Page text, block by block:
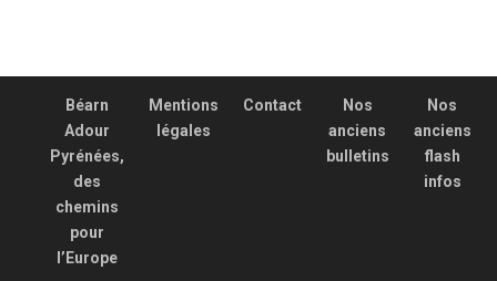
Béarn
Adour
Pyrénées,
des
chemins
pour
l’Europe
Mentions
légales
Contact
Nos
anciens
bulletins
Nos
anciens
flash
infos